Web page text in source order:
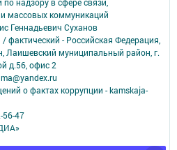
массовых коммуникаций
Геннадьевич Суханов
фактический - Российская Федерация,
Лаишевский муниципальный район, г.
д.56, офис 2
о фактах коррупции - kamskaja-
56-47